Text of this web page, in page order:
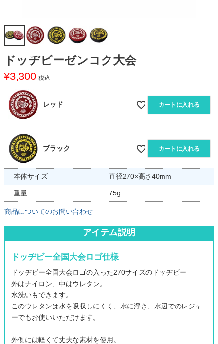
アイテム説明
ドッヂビー全国大会ロゴ仕様
ドッヂビー全国大会ロゴの入った270サイズのドッヂビー
外はナイロン、中はウレタン。
水洗いもできます。
このウレタンは水を吸収しにくく、水に浮き、水辺でのレジャ
ーでもお使いいただけます。
外側には軽くて丈夫な素材を使用。
ドッヂビーゼンコク大会
¥3,300 税込
レッド カートに入れる
ブラック カートに入れる
本体サイズ 直径270×高さ40mm
重量 75g
商品についてのお問い合わせ